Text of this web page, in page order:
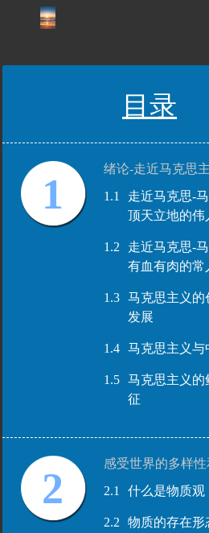
目录
1
绪论-走近马克思
1.1
走近马克思-
顶天立地的伟
1.2
走近马克思-
有血有肉的常
1.3
马克思主义的
发展
1.4 马克思主义与
1.5
马克思主义的
征
2
感受世界的多样
2.1
什么是物质观
2.2 物质的存在形